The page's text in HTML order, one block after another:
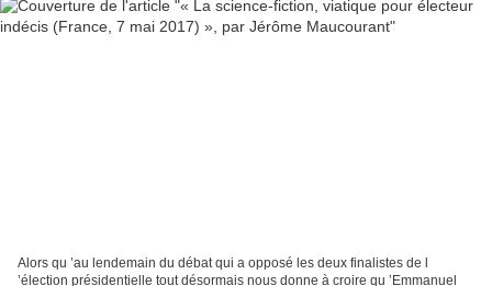
Alors qu ’au lendemain du débat qui a opposé les deux finalistes de l
’élection présidentielle tout désormais nous donne à croire qu ’Emmanuel